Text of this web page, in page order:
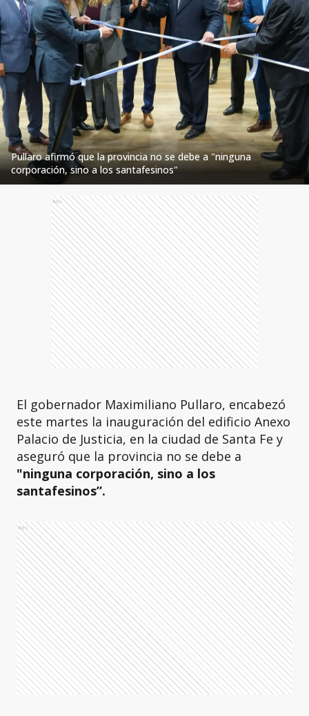
Pullaro afirmó que la provincia no se debe a "ninguna
corporación, sino a los santafesinos"
Ads
El gobernador Maximiliano Pullaro, encabezó
este martes la inauguración del edificio Anexo
Palacio de Justicia, en la ciudad de Santa Fe y
aseguró que la provincia no se debe a
"ninguna corporación, sino a los
santafesinos”.
Ads